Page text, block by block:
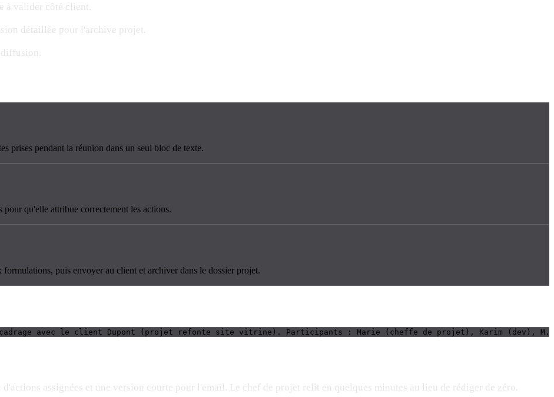
à valider côté client.
détaillée pour l'archive projet.
prises pendant la réunion dans un seul bloc de texte.
qu'elle attribue correctement les actions.
puis envoyer au client et archiver dans le dossier projet.
avec le client Dupont (projet refonte site vitrine). Participants : Marie (cheffe de projet), Karim (dev), M.
assignées et une version courte pour l'email. Le chef de projet relit en quelques minutes au lieu de rédiger de zéro.